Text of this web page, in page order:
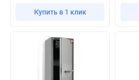
Купить в 1 клик